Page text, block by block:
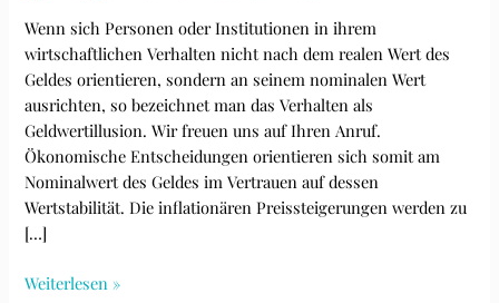
Wenn sich Personen oder Institutionen in ihrem
wirtschaftlichen Verhalten nicht nach dem realen Wert des
Geldes orientieren, sondern an seinem nominalen Wert
ausrichten, so bezeichnet man das Verhalten als
Geldwertillusion. Wir freuen uns auf Ihren Anruf.
Ökonomische Entscheidungen orientieren sich somit am
Nominalwert des Geldes im Vertrauen auf dessen
Wertstabilität. Die inflationären Preissteigerungen werden zu
[…]
Die
Weiterlesen »